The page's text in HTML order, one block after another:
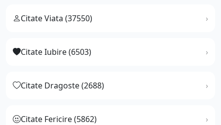
Citate Viata (37550)
Citate Iubire (6503)
Citate Dragoste (2688)
Citate Fericire (5862)